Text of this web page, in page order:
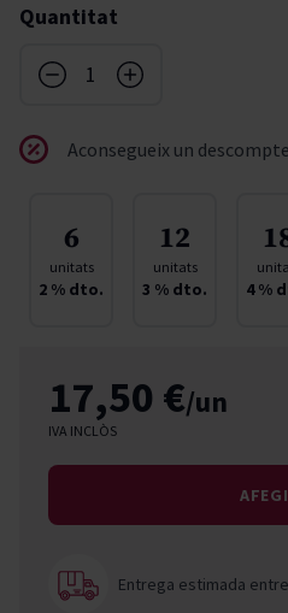
Quantitat
Aconsegueix un
6
unitats
2 % dto.
12
unitats
3 % dto. 4%
17,50 €/un
IVA INCLÒS
Entrega estimada